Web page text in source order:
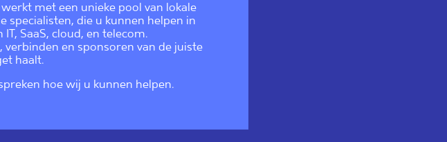
met een unieke pool van lokale
specialisten, die u kunnen helpen in
SaaS, cloud, en telecom.
en sponsoren van de juiste
haalt.
hoe wij u kunnen helpen.